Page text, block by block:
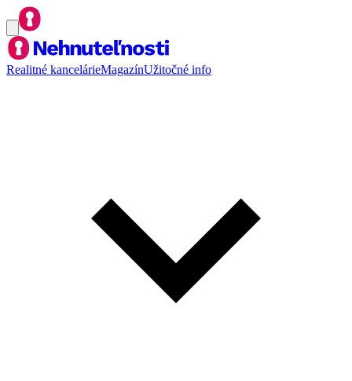
Realitné kancelárieMagazínUžitočné info